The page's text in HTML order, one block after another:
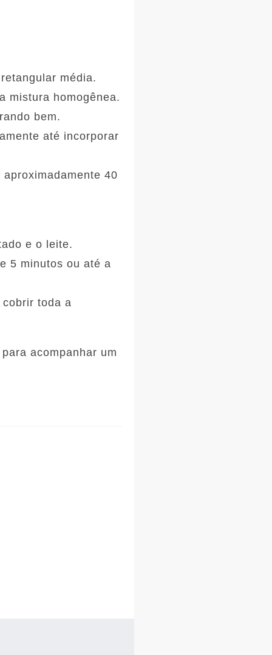
média.
mistura homogênea.
bem.
até incorporar
40
e o leite.
5 minutos ou até a
toda a
acompanhar um